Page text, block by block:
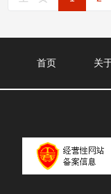
首页 关